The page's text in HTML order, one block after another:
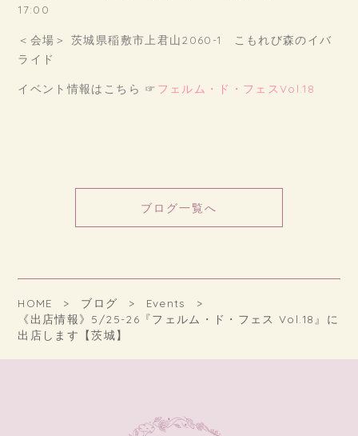
17:00
＜会場＞ 茨城県稲敷市上君山2060-1 こもれび森のイバ
ライド
イベント情報はこちら ☞ フェルム・ド・フェスVol.18
ブログ一覧へ
HOME ブログ
Events
《出店情報》5/25-26『フェルム・ド・フェス Vol.18』に
出店します【茨城】